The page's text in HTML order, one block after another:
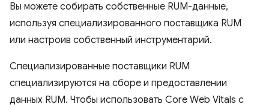
Вы можете собирать собственные RUM-данные,
используя специализированного поставщика RUM
или настроив собственный инструментарий.
Специализированные поставщики RUM
специализируются на сборе и предоставлении
данных RUM. Чтобы использовать Core Web Vitals с